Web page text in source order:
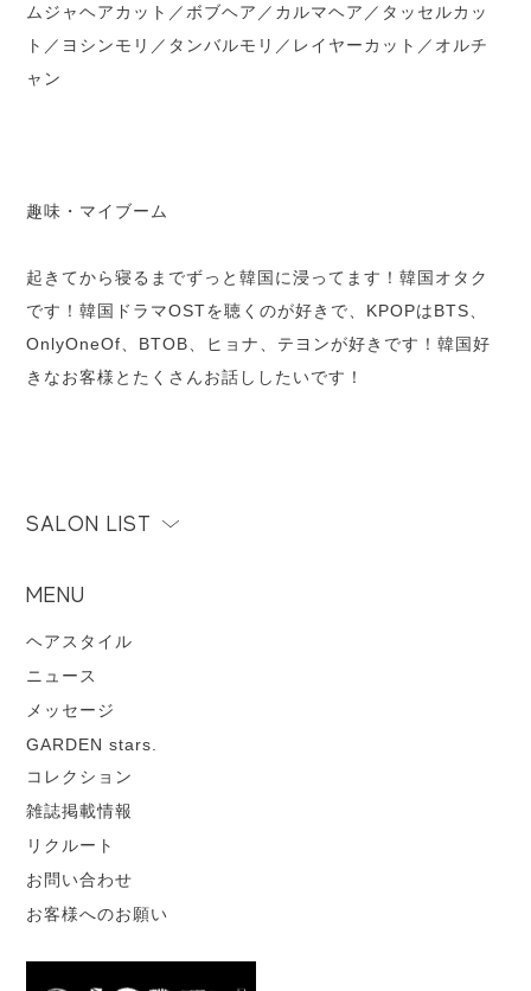
ムジャヘアカット／ボブヘア／カルマヘア／タッセルカッ
ト／ヨシンモリ／タンバルモリ／レイヤーカット／オルチ
ャン
趣味・マイブーム
起きてから寝るまでずっと韓国に浸ってます！韓国オタク
です！韓国ドラマOSTを聴くのが好きで、KPOPはBTS、
OnlyOneOf、BTOB、ヒョナ、テヨンが好きです！韓国好
きなお客様とたくさんお話ししたいです！
SALON LIST
MENU
ヘアスタイル
ニュース
メッセージ
GARDEN stars.
コレクション
雑誌掲載情報
リクルート
お問い合わせ
お客様へのお願い